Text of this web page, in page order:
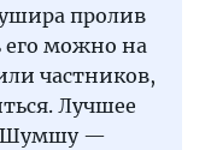
пролив
можно на
частников,
Лучшее
Шумшу —